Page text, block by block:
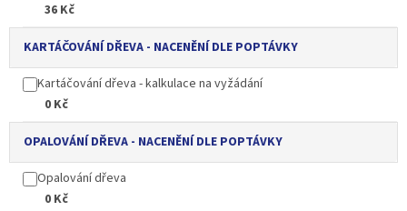
36 Kč
KARTÁČOVÁNÍ DŘEVA - NACENĚNÍ DLE POPTÁVKY
Kartáčování dřeva - kalkulace na vyžádání
0 Kč
OPALOVÁNÍ DŘEVA - NACENĚNÍ DLE POPTÁVKY
Opalování dřeva
0 Kč